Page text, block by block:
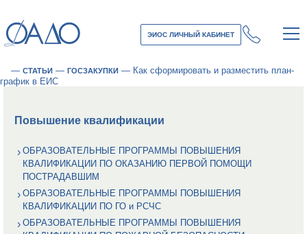
ЭИОС ЛИЧНЫЙ КАБИНЕТ
— СТАТЬИ — ГОСЗАКУПКИ — Как сформировать и разместить план-
график в ЕИС
Повышение квалификации
ОБРАЗОВАТЕЛЬНЫЕ ПРОГРАММЫ ПОВЫШЕНИЯ
КВАЛИФИКАЦИИ ПО ОКАЗАНИЮ ПЕРВОЙ ПОМОЩИ
ПОСТРАДАВШИМ
ОБРАЗОВАТЕЛЬНЫЕ ПРОГРАММЫ ПОВЫШЕНИЯ
КВАЛИФИКАЦИИ ПО ГО и РСЧС
ОБРАЗОВАТЕЛЬНЫЕ ПРОГРАММЫ ПОВЫШЕНИЯ